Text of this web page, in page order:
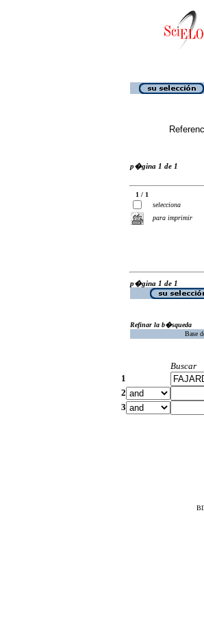
p�gina 1 de 1
1 / 1
selecciona
para imprimir
p�gina 1 de 1
Refinar la b�squeda
Base
Buscar
1
2
3